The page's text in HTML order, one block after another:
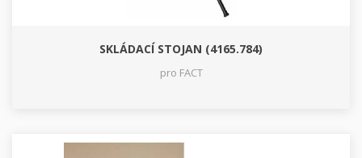
SKLÁDACÍ STOJAN (4165.784)
pro FACT